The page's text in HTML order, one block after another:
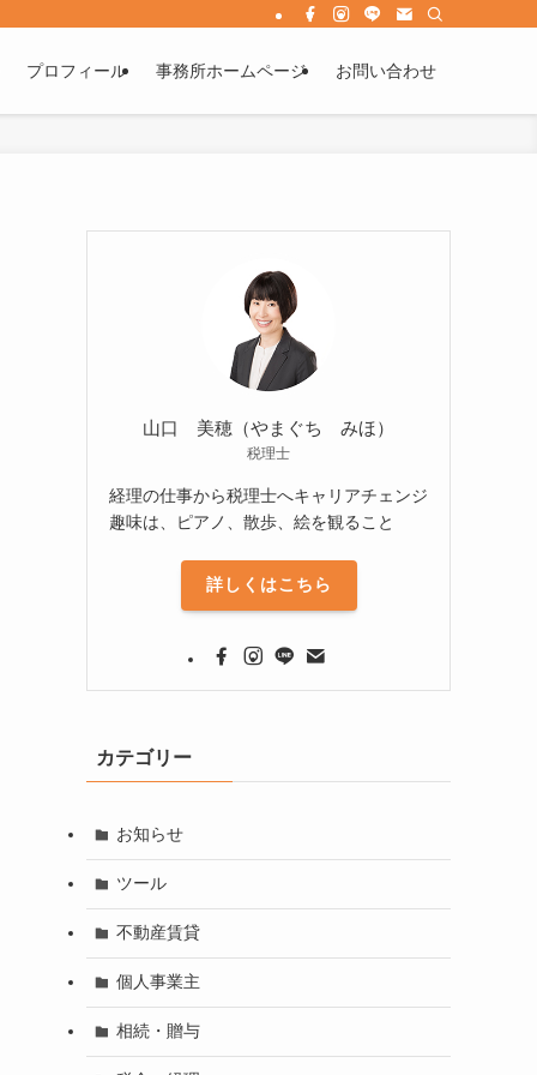
プロフィール 事務所ホームページ お問い合わせ
山口 美穂（やまぐち みほ）
税理士
経理の仕事から税理士へキャリアチェンジ
趣味は、ピアノ、散歩、絵を観ること
詳しくはこちら
カテゴリー
お知らせ
ツール
不動産賃貸
個人事業主
相続・贈与